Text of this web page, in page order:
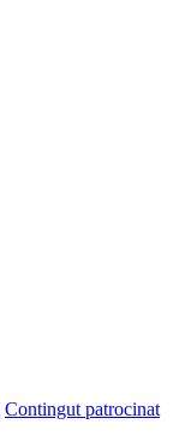
Contingut patrocinat